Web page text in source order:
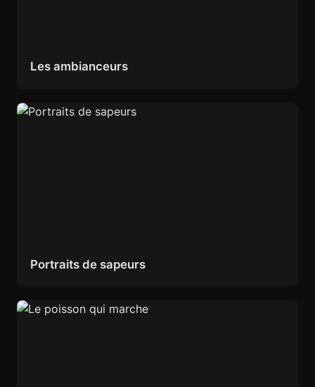
Les ambianceurs
Portraits de sapeurs